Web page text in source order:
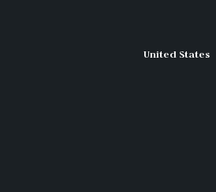
United States